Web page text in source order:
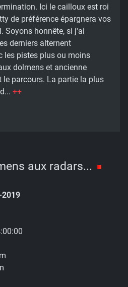
Ici le cailloux est roi
de préférence épargnera vos
Soyons honnête, si j'ai
derniers alternent
les pistes plus ou moins
dolmens et ancienne
parcours. La partie la plus
++
aux radars...